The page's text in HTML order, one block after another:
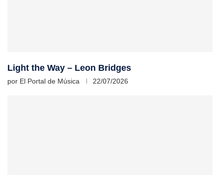
Light the Way – Leon Bridges
por El Portal de Música 22/07/2026